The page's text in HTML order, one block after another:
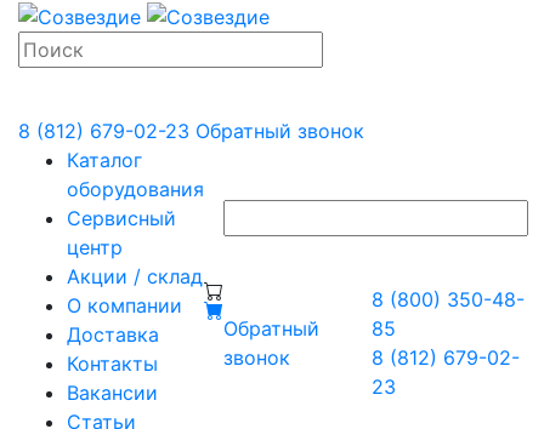
8 (812) 679-02-23 Обратный звонок
Каталог
оборудования
Сервисный
центр
Акции / склад
О компании
Доставка
Контакты
Вакансии
Статьи
Обратный
звонок
8 (800) 350-48-
85
8 (812) 679-02-
23